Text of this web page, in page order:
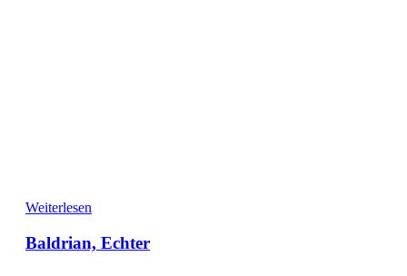
Weiterlesen
Baldrian, Echter